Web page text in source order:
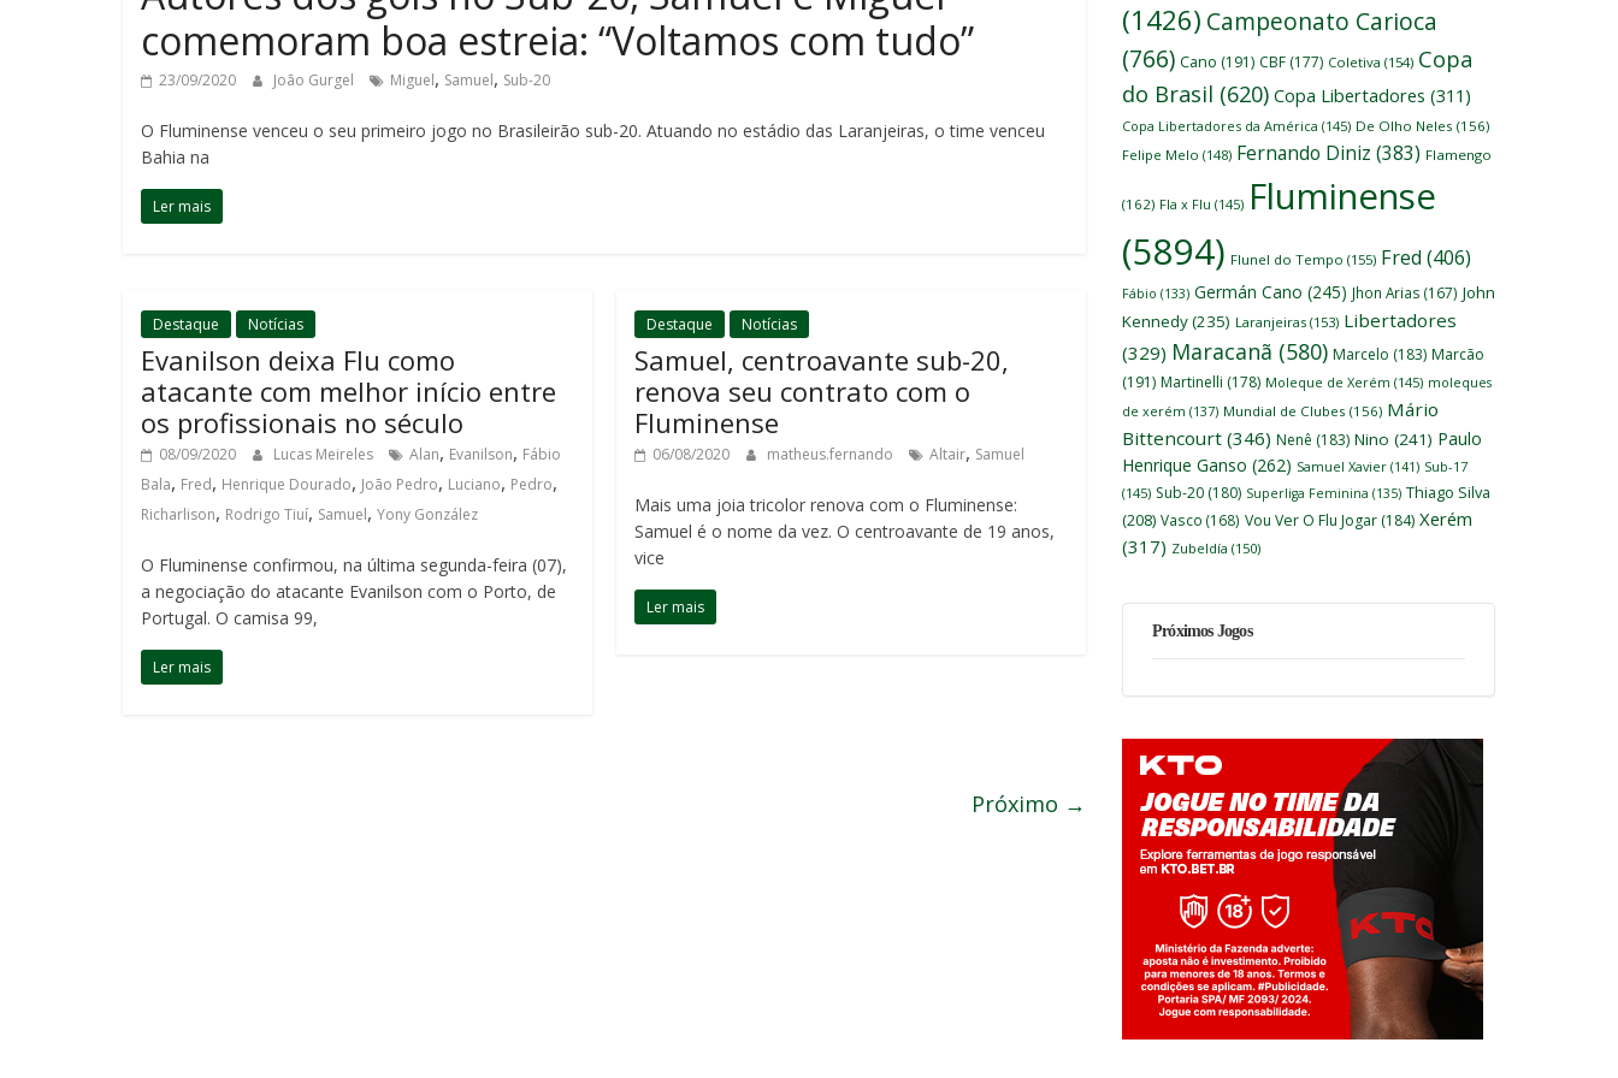
comemoram boa estreia: “Voltamos com tudo”
23/09/2020 João Gurgel Miguel, Samuel, Sub-20
O Fluminense venceu o seu primeiro jogo no Brasileirão sub-20. Atuando no estádio das Laranjeiras, o time venceu
Bahia na
Ler mais
Destaque Notícias
Evanilson deixa Flu como
atacante com melhor início entre
os profissionais no século
08/09/2020 Lucas Meireles Alan, Evanilson, Fábio
Bala, Fred, Henrique Dourado, João Pedro, Luciano, Pedro,
Richarlison, Rodrigo Tiuí, Samuel, Yony González
O Fluminense confirmou, na última segunda-feira (07),
a negociação do atacante Evanilson com o Porto, de
Portugal. O camisa 99,
Ler mais
Destaque Notícias
Samuel, centroavante sub-20,
renova seu contrato com o
Fluminense
06/08/2020 matheus.fernando Altair, Samuel
Mais uma joia tricolor renova com o Fluminense:
Samuel é o nome da vez. O centroavante de 19 anos,
vice
Ler mais
Próximo →
(1426) Campeonato Carioca
(766) Cano (191) CBF (177) Coletiva (154) Copa
do Brasil (620) Copa Libertadores (311)
Copa Libertadores da América (145) De Olho Neles (156)
Felipe Melo (148) Fernando Diniz (383) Flamengo
(162) Fla x Flu (145) Fluminense
(5894) Flunel do Tempo (155) Fred (406)
Fábio (133) Germán Cano (245) Jhon Arias (167) John
Kennedy(235) Laranjeiras (153) Libertadores
(329) Maracanã (580) Marcelo (183) Marcão
(191) Martinelli (178) Moleque de Xerém (145) moleques
de xerém (137) Mundial de Clubes (156) Mário
Bittencourt (346) Nenê (183) Nino (241) Paulo
Henrique Ganso (262) Samuel Xavier (141) Sub-17
(145) Sub-20 (180) Superliga Feminina (135) Thiago Silva
(208) Vasco (168) Vou Ver O Flu Jogar (184) Xerém
(317) Zubeldía (150)
Próximos Jogos
Jogue com responsabilidade. 18+